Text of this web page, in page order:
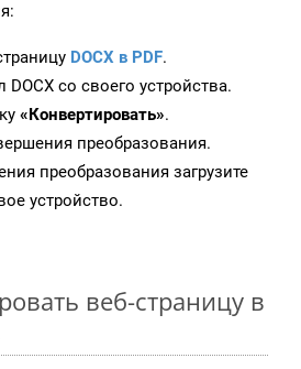
DOCX в PDF.
DOCX со своего устройства.
«Конвертировать».
преобразования.
преобразования загрузите
устройство.
веб-страницу в